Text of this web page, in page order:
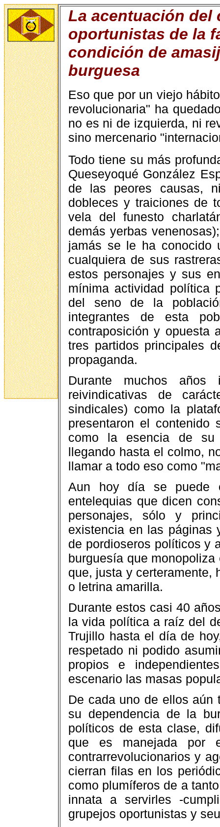
La acentuación del
oportunistas de la
condición de
burguesa
Eso que por un viejo
revolucionaria" ha
no es ni de izquierda, ni
sino mercenario
Todo tiene su más
Queseyoqué González
de las peores causas,
dobleces y traiciones de
vela del funesto
demás yerbas
jamás se le ha conocido
cualquiera de sus
estos personajes y sus
mínima actividad política
del seno de la
integrantes de esta
contraposición y opuesta
tres partidos principales
propaganda.
Durante muchos años
reivindicativas de
sindicales) como la
presentaron el contenido
como la esencia de su
llegando hasta el colmo,
llamar a todo eso como
Aun hoy día se puede
entelequias que dicen
personajes, sólo y
existencia en las páginas
de pordioseros políticos y
burguesía que
que, justa y certeramente,
o letrina amarilla.
Durante estos casi 40
la vida política a raíz del
Trujillo hasta el día de
respetado ni podido
propios e
escenario las masas
De cada uno de ellos aún
su dependencia de la
políticos de esta clase,
que es manejada por
contrarrevolucionarios y
cierran filas en los
como plumíferos de a
innata a servirles -
grupejos oportunistas y